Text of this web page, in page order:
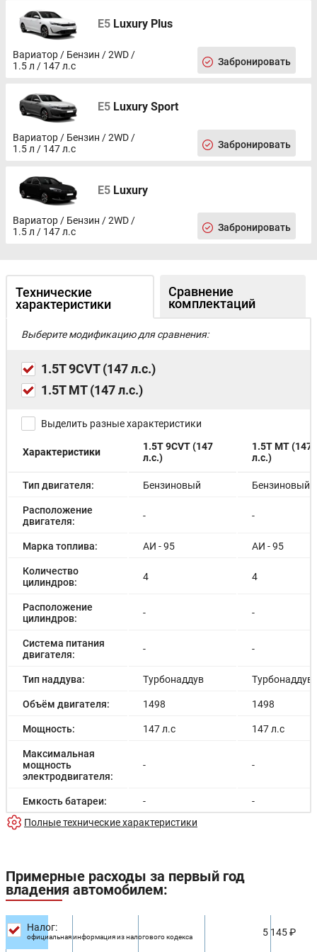
E5 Luxury Plus
Вариатор / Бензин / 2WD /
1.5 л / 147 л.с
Забронировать
E5 Luxury Sport
Вариатор / Бензин / 2WD /
1.5 л / 147 л.с
Забронировать
E5 Luxury
Вариатор / Бензин / 2WD /
1.5 л / 147 л.с
Забронировать
Технические
характеристики
Сравнение
комплектаций
Выберите модификацию для сравнения:
1.5T 9CVT (147 л.с.)
1.5T MT (147 л.с.)
Выделить разные характеристики
Характеристики
1.5T 9CVT (147
л.с.)
1.5T MT (147
л.с.)
Тип двигателя: Бензиновый Бензиновый
Расположение
двигателя:
- -
Марка топлива: АИ - 95 АИ - 95
Количество
цилиндров:
4 4
Расположение
цилиндров:
- -
Система питания
двигателя:
- -
Тип наддува: Турбонаддув Турбонаддув
Объём двигателя: 1498 1498
Мощность: 147 л.с 147 л.с
Максимальная
мощность
электродвигателя:
- -
Емкость батареи: - -
Запас хода на
Время зарядки
(быстрая):
-
Разгон до 100км/
час:
Полные технические характеристики
Примерные расходы за первый год
владения автомобилем:
Налог:
официальная информация из налогового кодекса 5 145 ₽